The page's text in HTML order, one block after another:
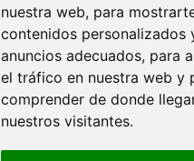
nuestra web, para
contenidos personalizados
anuncios adecuados, para
el tráfico en nuestra web y
comprender de donde
nuestros visitantes.